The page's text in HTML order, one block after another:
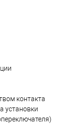
контакта
установки